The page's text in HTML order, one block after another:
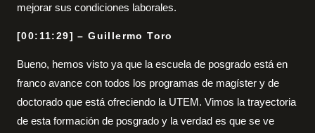
mejorar sus condiciones laborales.
[00:11:29] – Guillermo Toro
Bueno, hemos visto ya que la escuela de posgrado está en
franco avance con todos los programas de magíster y de
doctorado que está ofreciendo la UTEM. Vimos la trayectoria
de esta formación de posgrado y la verdad es que se ve